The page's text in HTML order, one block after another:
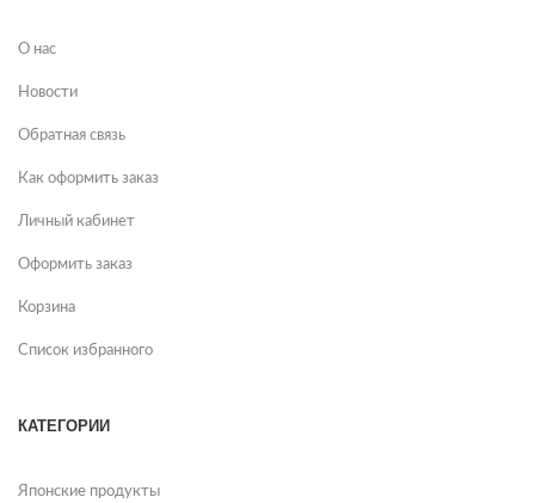
О нас
Новости
Обратная связь
Как оформить заказ
Личный кабинет
Оформить заказ
Корзина
Список избранного
КАТЕГОРИИ
Японские продукты